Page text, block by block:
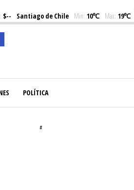
$-- Santiago de Chile Min: 10℃ Max: 19℃
POLÍTICA
#